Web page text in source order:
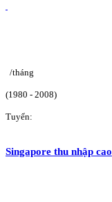
/tháng
(1980 - 2008)
Tuyển:
Singapore thu nhập cao